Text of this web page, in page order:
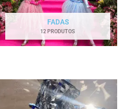
FADAS
12 PRODUTOS